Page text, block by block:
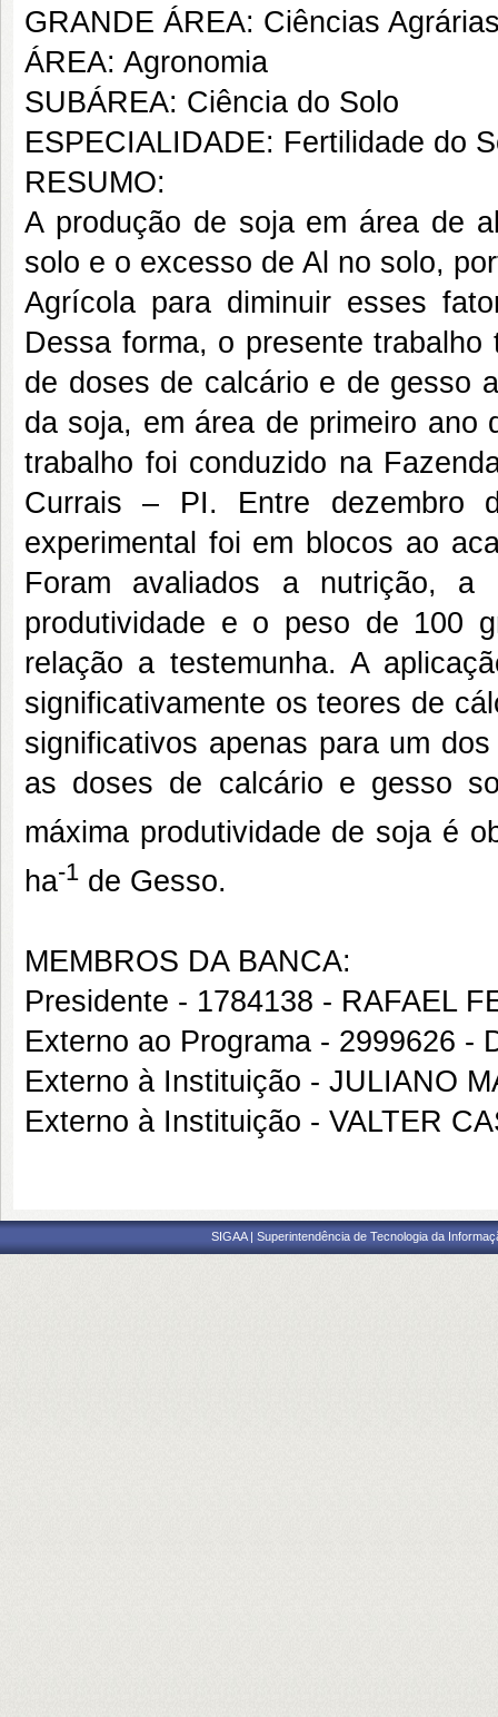
GRANDE ÁREA: Ciências
ÁREA: Agronomia
SUBÁREA: Ciência do Solo
ESPECIALIDADE: Fertilidade do
RESUMO:
A produção de soja em área de
solo e o excesso de Al no solo,
Agrícola para diminuir esses
Dessa forma, o presente
de doses de calcário e de gesso
da soja, em área de primeiro ano
trabalho foi conduzido na
Currais – PI. Entre dezembro
experimental foi em blocos ao
Foram avaliados a nutrição,
produtividade e o peso de 100
relação a testemunha. A
significativamente os teores de
significativos apenas para um
as doses de calcário e gesso
máxima produtividade de soja é
ha-1 de Gesso.
MEMBROS DA BANCA:
Presidente - 1784138 - RAFAEL
Externo ao Programa - 2999626 -
Externo à Instituição - JULIANO
Externo à Instituição - VALTER
SIGAA | Superintendência de Tecnologia da